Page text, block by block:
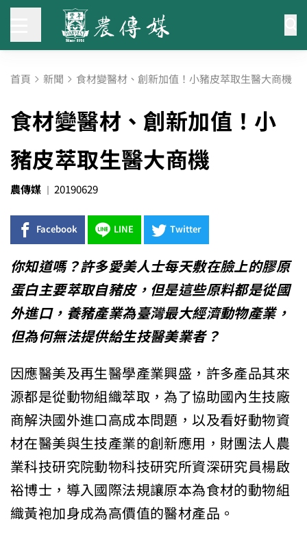
首頁 新聞 食材變醫材、創新加值！小豬皮萃取生醫大商機
食材變醫材、創新加值！小
豬皮萃取生醫大商機
農傳媒 20190629
Facebook LINE Twitter
你知道嗎？許多愛美人士每天敷在臉上的膠原
蛋白主要萃取自豬皮，但是這些原料都是從國
外進口，養豬產業為臺灣最大經濟動物產業，
但為何無法提供給生技醫美業者？
因應醫美及再生醫學產業興盛，許多產品其來
源都是從動物組織萃取，為了協助國內生技廠
商解決國外進口高成本問題，以及看好動物資
材在醫美與生技產業的創新應用，財團法人農
業科技研究院動物科技研究所資深研究員楊啟
裕博士，導入國際法規讓原本為食材的動物組
織黃袍加身成為高價值的醫材產品。